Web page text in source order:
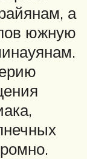
а
южную